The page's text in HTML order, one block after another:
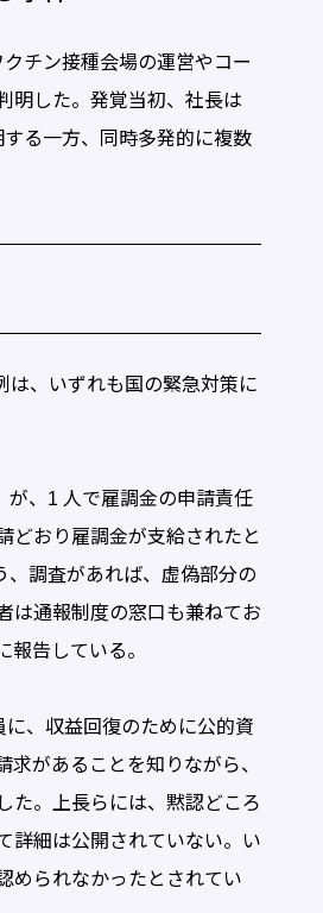
チン接種会場の運営やコー
明した。発覚当初、社長は
る一方、同時多発的に複数
、いずれも国の緊急対策に
、1 人で雇調金の申請責任
どおり雇調金が支給されたと
、調査があれば、虚偽部分の
は通報制度の窓口も兼ねてお
告している。
、収益回復のために公的資
があることを知りながら、
た。上長らには、黙認どころ
詳細は公開されていない。い
められなかったとされてい